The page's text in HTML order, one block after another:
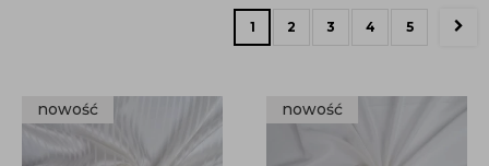
1 2 3 4 5
nowość nowość